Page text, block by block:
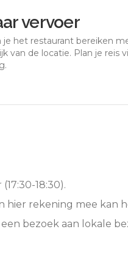
vervoer
je het restaurant bereiken
van de locatie. Plan je reis
18:30).
hier rekening mee kan
bezoek aan lokale